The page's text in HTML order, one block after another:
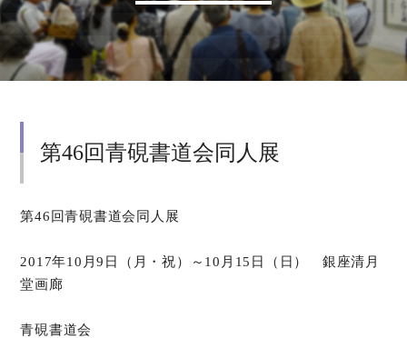
第46回青硯書道会同人展
第46回青硯書道会同人展
2017年10月9日（月・祝）～10月15日（日） 銀座清月
堂画廊
青硯書道会
読売書法会について
読売書法展
関連書道展